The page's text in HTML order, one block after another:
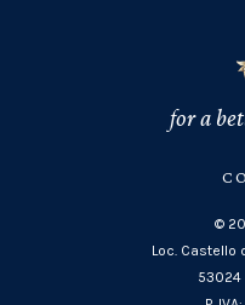
for a
©
Loc. Castello
53024